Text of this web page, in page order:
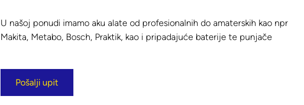
U našoj ponudi imamo aku alate od profesionalnih do amaterskih kao npr
Makita, Metabo, Bosch, Praktik, kao i pripadajuće baterije te punjače
Pošalji upit